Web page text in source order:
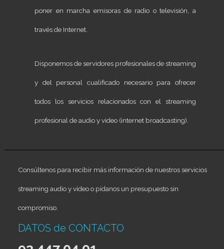
poner en marcha emisoras de radio o televisión, a
través de Internet.
Disponemos de servidores profesionales de streaming
y del personal cualificado necesario para ofrecer
todos los servicios relacionados con el streaming
profesional de audio y video (internet broadcasting).
Consúltenos para recibir más información de nuestros servicios
streaming audio y vídeo o pídanos un presupuesto sin
compromiso.
DATOS de CONTACTO